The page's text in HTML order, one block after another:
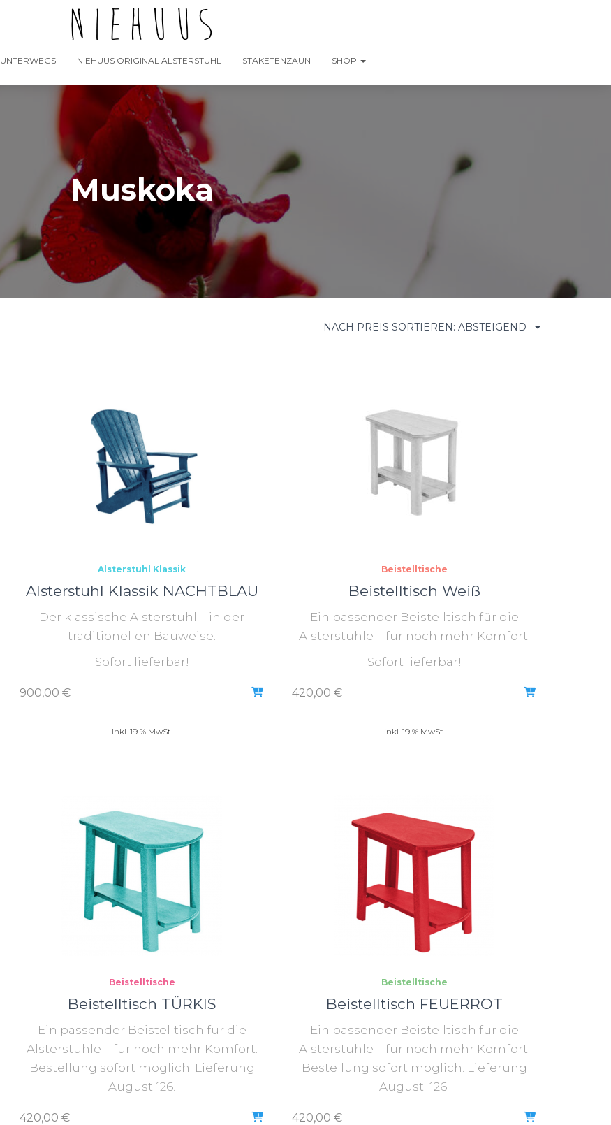
UNTERWEGS NIEHUUS ORIGINAL ALSTERSTUHL STAKETENZAUN SHOP
Muskoka
Alsterstuhl Klassik
Alsterstuhl Klassik NACHTBLAU
Der klassische Alsterstuhl – in der
traditionellen Bauweise.
Sofort lieferbar!
900,00 €
inkl. 19 % MwSt.
Beistelltische
Beistelltisch Weiß
Ein passender Beistelltisch für die
Alsterstühle – für noch mehr Komfort.
Sofort lieferbar!
420,00 €
inkl. 19 % MwSt.
Beistelltische
Beistelltisch TÜRKIS
Ein passender Beistelltisch für die
Alsterstühle – für noch mehr Komfort.
Bestellung sofort möglich. Lieferung
August´26.
420,00 €
Beistelltische
Beistelltisch FEUERROT
Ein passender Beistelltisch für die
Alsterstühle – für noch mehr Komfort.
Bestellung sofort möglich. Lieferung
August ´26.
420,00 €